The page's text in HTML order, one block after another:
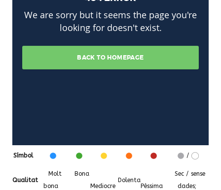
Símbol /
Qualitat
Molt
bona
Bona
Mediocre
Dolenta
Pèssima
Sec / sense
dades;